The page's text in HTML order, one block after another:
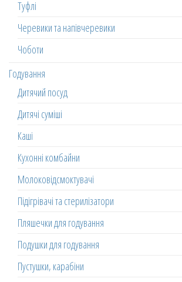
Туфлі
Черевики та напівчеревики
Чоботи
Годування
Дитячий посуд
Дитячі суміші
Каші
Кухонні комбайни
Молоковідсмоктувачі
Підігрівачі та стерилізатори
Пляшечки для годування
Подушки для годування
Пустушки, карабіни